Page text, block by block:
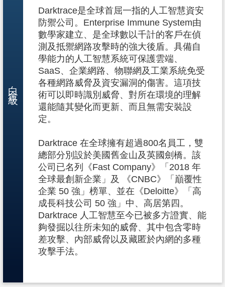
白金級
Darktrace是全球首屈一指的人工智慧資安
防禦公司。Enterprise Immune System由
數學家建立、是全球數以千計的客戶在偵
測及抵禦網路攻擊時的強大後盾。具備自
學能力的人工智慧系統可保護雲端、
SaaS、企業網路、物聯網及工業系統免受
各種網路威脅及資安漏洞的傷害。這項技
術可以即時識別威脅、對所在環境的理解
還能隨其變化而更新、而且無需安裝設
定。
Darktrace 在全球擁有超過800名員工，雙
總部分別設於美國舊金山及英國劍橋。該
公司已名列《Fast Company》「2018 年
全球最創新企業」及 《CNBC》「巔覆性
企業 50 強」榜單、並在《Deloitte》「高
成長科技公司 50 強」中、高居第四。
Darktrace 人工智慧至今已被多方證實、能
夠發掘以往所未知的威脅、其中包含零時
差攻擊、內部威脅以及藏匿於內網的多種
攻擊手法。